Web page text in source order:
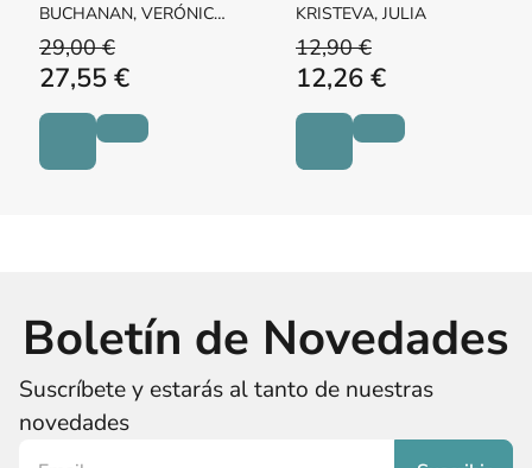
BUCHANAN, VERÓNICA /
LUTEREAU, LUCIANO
29,00 €
27,55 €
KRISTEVA, JULIA
12,90 €
12,26 €
Boletín de Novedades
Suscríbete y estarás al tanto de nuestras
novedades